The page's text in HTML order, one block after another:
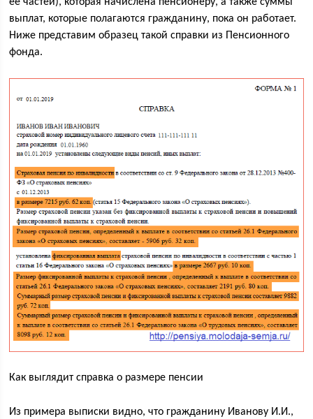
ее частей), которая начислена пенсионеру, а также суммы
выплат, которые полагаются гражданину, пока он работает.
Ниже представим образец такой справки из Пенсионного
фонда.
Как выглядит справка о размере пенсии
Из примера выписки видно, что гражданину Иванову И.И.,